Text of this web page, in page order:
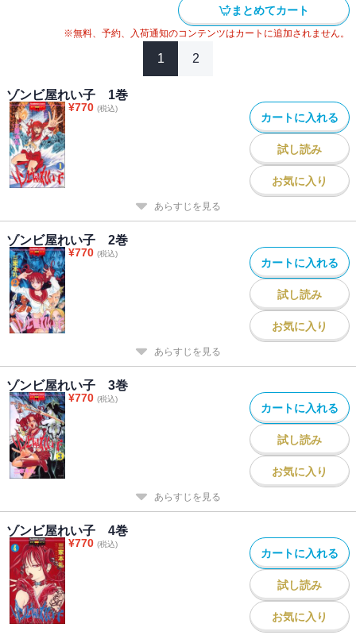
まとめてカート
※無料、予約、入荷通知のコンテンツはカートに追加されません。
1 2
ゾンビ屋れい子 1巻
¥770 (税込)
カートに入れる
試し読み
お気に入り
あらすじを見る
ゾンビ屋れい子 2巻
¥770 (税込)
カートに入れる
試し読み
お気に入り
あらすじを見る
ゾンビ屋れい子 3巻
¥770 (税込)
カートに入れる
試し読み
お気に入り
あらすじを見る
ゾンビ屋れい子 4巻
¥770 (税込)
カートに入れる
試し読み
お気に入り